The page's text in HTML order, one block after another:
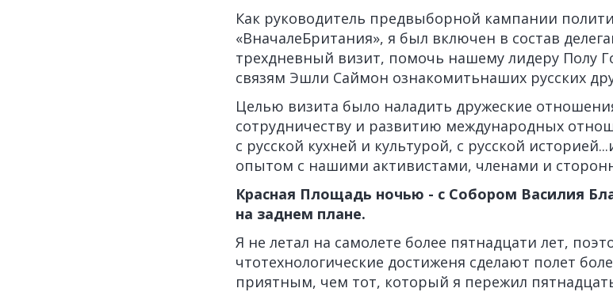
Как руководитель предвыборной кампании
«ВначалеБритания», я был включен в состав
трехдневный визит, помочь нашему лидеру Полу
связям Эшли Саймон ознакомитьнаших русских
Целью визита было наладить дружеские
сотрудничеству и развитию международных
с русской кухней и культурой, с русской
опытом с нашими активистами, членами и
Красная Площадь ночью - с Собором Василия
на заднем плане.
Я не летал на самолете более пятнадцати лет,
чтотехнологические достиженя сделают полет
приятным, чем тот, который я пережил